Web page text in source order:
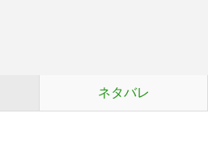
ネタバレ